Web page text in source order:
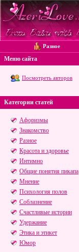
Разное
Меню сайта
Посмотреть авторов
Категории статей
Афоризмы
Знакомство
Разное
Красота и здоровье
Интимно
Общие понятия пикапа
Мнение
Психология полов
Соблазнение
Счастливые истории
Удержание
Этика и этикет
Юмор